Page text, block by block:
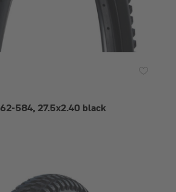
62-584, 27.5x2.40 black